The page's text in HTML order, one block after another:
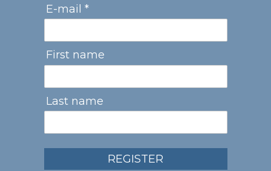
E-mail *
First name
Last name
REGISTER